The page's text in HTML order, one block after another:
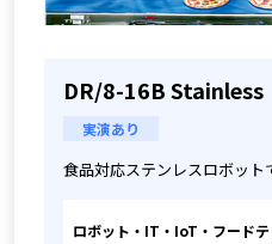
DR/8-16B Stainless
実演あり
食品対応ステンレスロボッ
ロボット・IT・IoT・フードテ